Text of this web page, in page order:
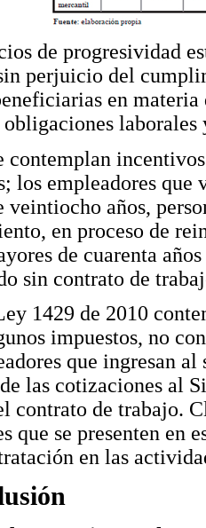
de progresividad
perjuicio del
en
laborales
contemplan
los empleadores
veintiocho años,
en proceso de
de cuarenta
sin contrato de
1429 de 2010
impuestos, no
que ingresan
las cotizaciones al
contrato de trabajo.
que se presenten en
en las